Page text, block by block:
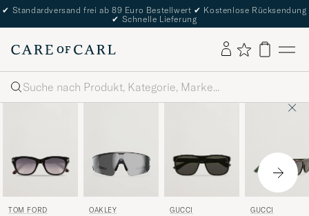
✔ Standardversand frei ab 89 Euro Bestellwert ✔ Kostenlose Rücksendung
✔ Schnelle Lieferung
Suche
TOM FORD
OAKLEY
GUCCI
GUCCI